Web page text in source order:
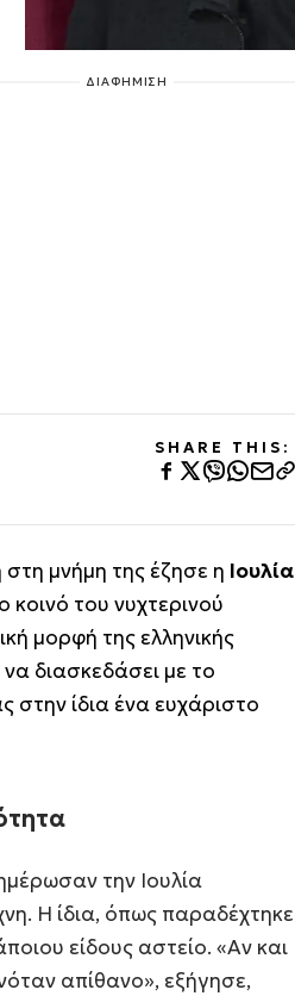
ΔΙΑΦΗΜΙΣΗ
SHARE THIS:
μνήμη της έζησε η Ιουλία
του νυχτερινού
μορφή της ελληνικής
διασκεδάσει με το
στην ίδια ένα ευχάριστο
την Ιουλία
Η ίδια, όπως παραδέχτηκε
είδους αστείο. «Αν και
απίθανο», εξήγησε,